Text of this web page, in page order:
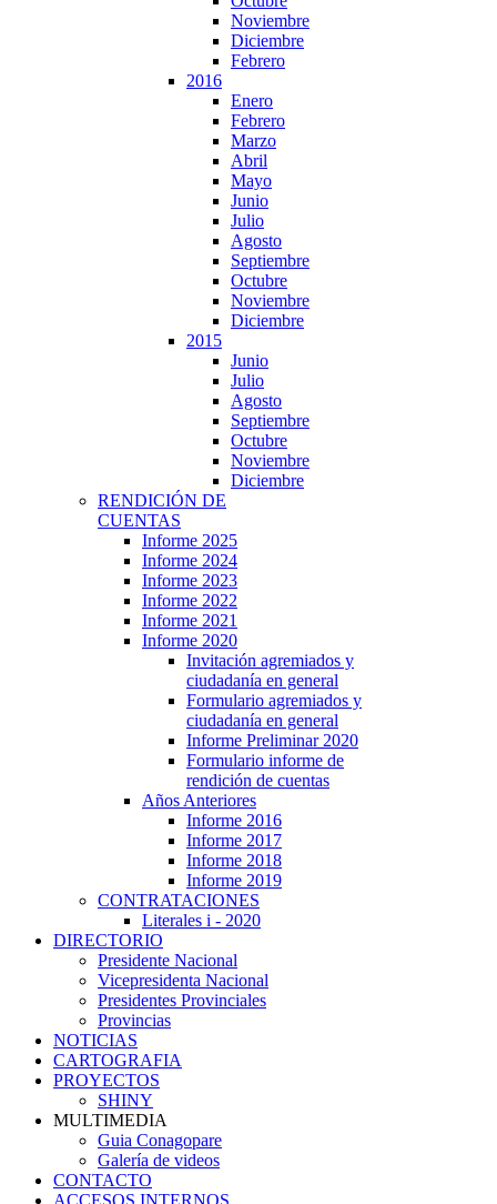
Noviembre
Diciembre
Febrero
2016
Enero
Febrero
Marzo
Abril
Mayo
Junio
Julio
Agosto
Septiembre
Octubre
Noviembre
Diciembre
2015
Junio
Julio
Agosto
Septiembre
Octubre
Noviembre
Diciembre
RENDICIÓN DE
CUENTAS
Informe 2025
Informe 2024
Informe 2023
Informe 2022
Informe 2021
Informe 2020
Invitación agremiados y
ciudadanía en general
Formulario agremiados y
ciudadanía en general
Informe Preliminar 2020
Formulario informe de
rendición de cuentas
Años Anteriores
Informe 2016
Informe 2017
Informe 2018
Informe 2019
CONTRATACIONES
Literales i - 2020
DIRECTORIO
Presidente Nacional
Vicepresidenta Nacional
Presidentes Provinciales
Provincias
NOTICIAS
CARTOGRAFIA
PROYECTOS
SHINY
MULTIMEDIA
Guia Conagopare
Galería de videos
CONTACTO
ACCESOS INTERNOS